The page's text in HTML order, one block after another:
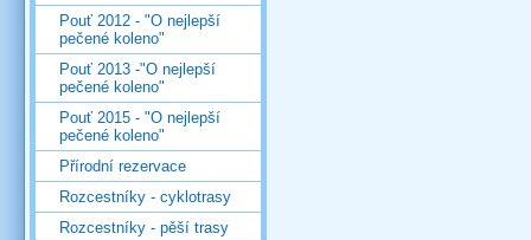
Pouť 2012 - "O nejlepší
pečené koleno"
Pouť 2013 -"O nejlepší
pečené koleno"
Pouť 2015 - "O nejlepší
pečené koleno"
Přírodní rezervace
Rozcestníky - cyklotrasy
Rozcestníky - pěší trasy